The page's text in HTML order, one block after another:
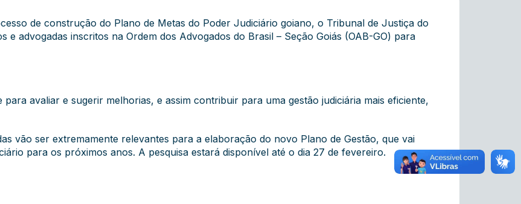
de construção do Plano de Metas do Poder Judiciário goiano, o Tribunal de Justiça do
e advogadas inscritos na Ordem dos Advogados do Brasil – Seção Goiás (OAB-GO) para
avaliar e sugerir melhorias, e assim contribuir para uma gestão judiciária mais eficiente,
vão ser extremamente relevantes para a elaboração do novo Plano de Gestão, que vai
para os próximos anos . A pesquisa estará disponível até o dia 27 de fevereiro.